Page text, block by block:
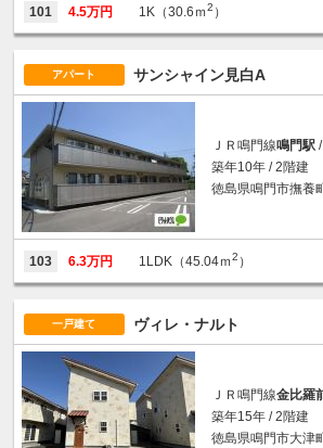
101 4.5万円 1K（30.6ｍ2 ）
アパート サンシャイン見白A
ＪＲ鳴門線鳴門駅
築年10年 / 2階建
徳島県鳴門市撫養
103 6.3万円 1LDK（45.04ｍ2 ）
一戸建て ヴィレ・ナルト
ＪＲ鳴門線金比羅
築年15年 / 2階建
徳島県鳴門市大津